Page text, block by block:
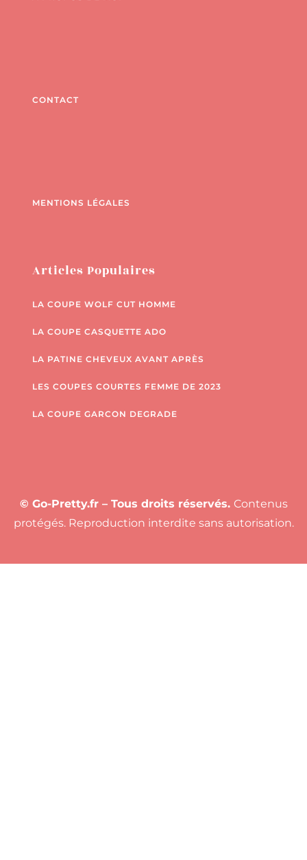
CONTACT
MENTIONS LÉGALES
Articles Populaires
LA COUPE WOLF CUT HOMME
LA COUPE CASQUETTE ADO
LA PATINE CHEVEUX AVANT APRÈS
LES COUPES COURTES FEMME DE 2023
LA COUPE GARCON DEGRADE
© Go-Pretty.fr – Tous droits réservés. Contenus
protégés. Reproduction interdite sans autorisation.